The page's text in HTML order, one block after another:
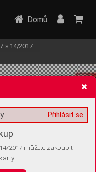
informací
Domů
» 14/2017
Přihlásit se
2017 můžete zakoupit